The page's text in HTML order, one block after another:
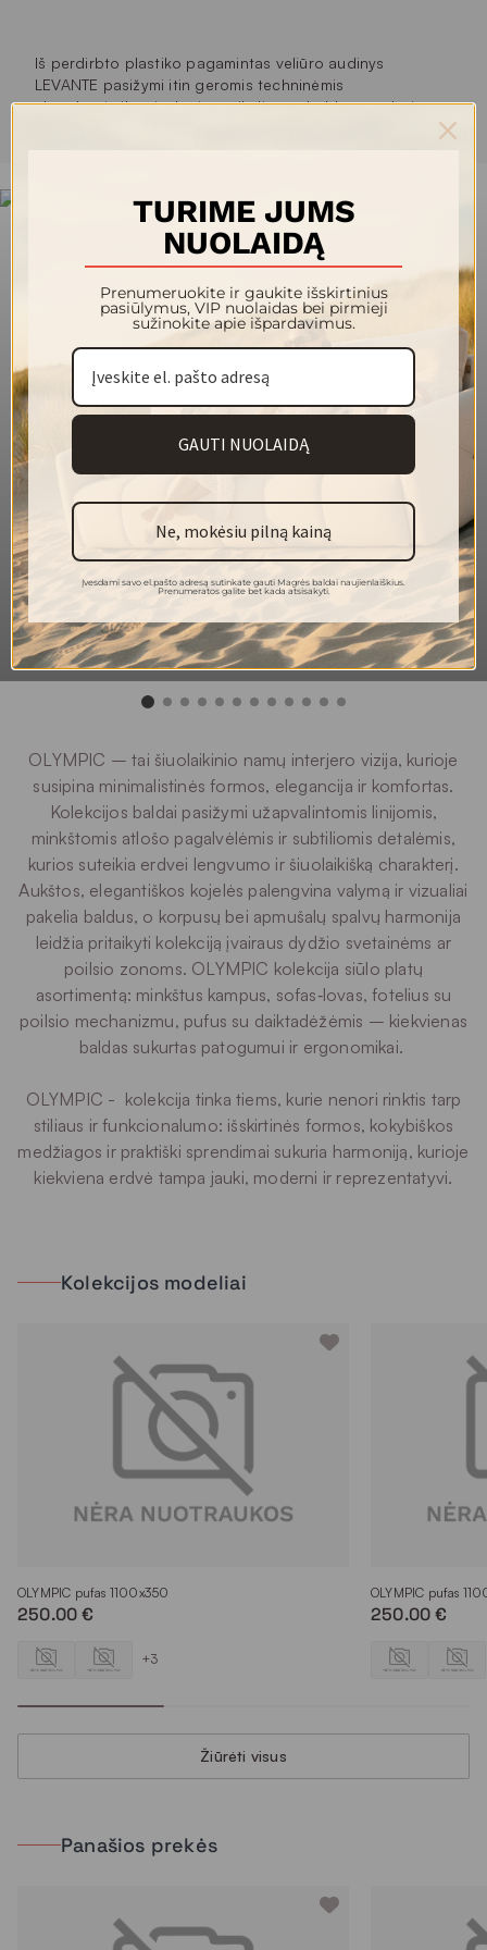
Iš perdirbto plastiko pagamintas veliūro audinys
LEVANTE pasižymi itin geromis techninėmis
charakteristikomis, kurios reikalingos baldų gamyboje.
Audinys labai tvirtas, atsparus trinčiai, vandens įsigėrimui
Sudėtyje yra perdirbto pluošto
Vienspalvis audinys
Gerai valosi
Atsparesnis ugniai
Atsparesnis vandens įsigėrimui
Plotis (cm) 140
Sudėtis
Martindeilo ciklai
Atsparumas šviesai
4/5
Plovimas 30 °C
OLYMPIC – tai šiuolaikinio namų interjero vizija, kurioje
susipina minimalistinės formos, elegancija ir komfortas.
Kolekcijos baldai pasižymi užapvalintomis linijomis,
minkštomis atlošo pagalvėlėmis ir subtiliomis detalėmis,
kurios suteikia erdvei lengvumo ir šiuolaikišką charakterį.
Aukštos, elegantiškos kojelės palengvina valymą ir vizualiai
pakelia baldus, o korpusų bei apmušalų spalvų harmonija
leidžia pritaikyti kolekciją įvairaus dydžio svetainėms ar
poilsio zonoms. OLYMPIC kolekcija siūlo platų
asortimentą: minkštus kampus, sofas‑lovas, fotelius su
poilsio mechanizmu, pufus su daiktadėžėmis – kiekvienas
baldas sukurtas patogumui ir ergonomikai.
OLYMPIC - kolekcija tinka tiems, kurie nenori rinktis tarp
stiliaus ir funkcionalumo: išskirtinės formos, kokybiškos
medžiagos ir praktiški sprendimai sukuria harmoniją, kurioje
kiekviena erdvė tampa jauki, moderni ir reprezentatyvi.
Kolekcijos modeliai
OLYMPIC pufas 1100x350
250.00 €
+3
OLYMPIC pufas
250.00 €
Žiūrėti visus
Panašios prekės
TURIME JUMS
NUOLAIDĄ
Prenumeruokite ir gaukite išskirtinius
pasiūlymus, VIP nuolaidas bei pirmieji
sužinokite apie išpardavimus.
GAUTI NUOLAIDĄ
Ne, mokėsiu pilną kainą
Įvesdami savo el.pašto adresą sutinkate gauti Magrės baldai naujienlaiškius.
Prenumeratos galite bet kada atsisakyti.